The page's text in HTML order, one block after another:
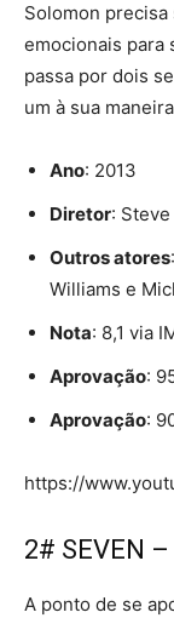
Solomon
emocionais para
passa por dois
um à sua
Ano: 2013
Diretor:
Outros atores
Williams e
Nota: 8,1 via
Aprovação:
Aprovação:
https://
2# SEVEN –
A ponto de se